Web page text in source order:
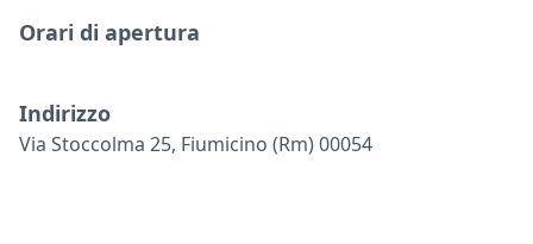
Orari di apertura
Indirizzo
Via Stoccolma 25, Fiumicino (rm) 00054